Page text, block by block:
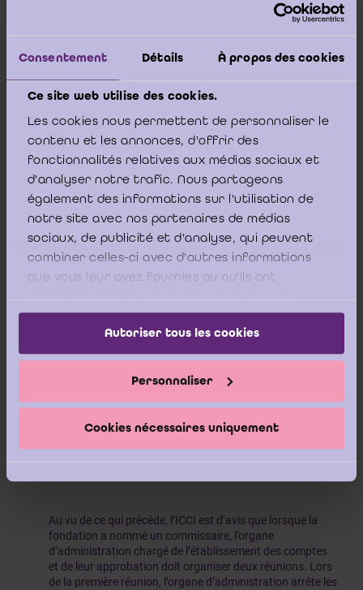
Consentement Détails À propos des cookies
Ce site web utilise des cookies.
Les cookies nous permettent de personnaliser le
contenu et les annonces, d'offrir des
fonctionnalités relatives aux médias sociaux et
d'analyser notre trafic. Nous partageons
également des informations sur l'utilisation de
notre site avec nos partenaires de médias
sociaux, de publicité et d'analyse, qui peuvent
combiner celles-ci avec d'autres informations
que vous leur avez fournies ou qu'ils ont
services.
Autoriser tous les cookies
Personnaliser
Cookies nécessaires uniquement
3:99,§2 CSA et qui, dans ce contexte, doit être lu
« Lescommissaires rédigent à propos des comptes
l'organe d'administration de la société leur remet les
pièces, un mois […] avant la date prévue pour
de]l’organe d’administration.
Si l'organe d'administration reste en défaut de leur
remettre ces pièces dans le délai légal visé à l'alinéa 1er, les
commissaires émettent un rapport de carence destiné à
l’organe d’administration et adressé à l'organe
commissaire.»
donc tenu de respecter le délai légal visé par cette
Au vu de ce qui précède, l’ICCI est d’avis que lorsque la
fondation a nommé un commissaire, l’organe
d’administration chargé de l’établissement des comptes
et de leur approbation doit organiser deux réunions. Lors
de la première réunion, l’organe d’administration arrête les